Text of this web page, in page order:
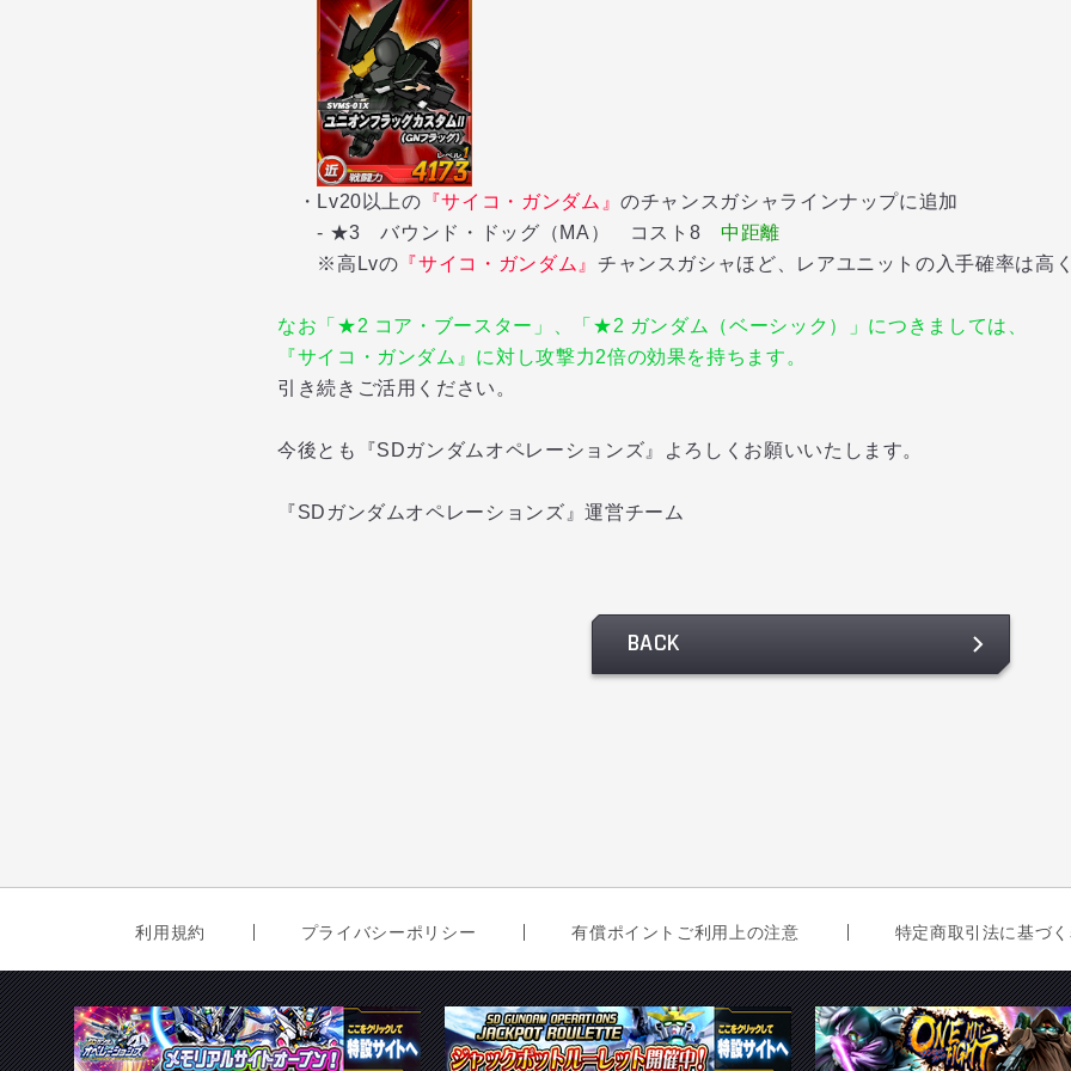
・Lv20以上の 『サイコ・ガンダム』のチャンスガシャラインナップに追加
- ★3 バウンド・ドッグ（MA） コスト8中距離
※高Lvの 『サイコ・ガンダム』 チャンスガシャほど、レアユニットの入手確率は高
なお「★2 コア・ブースター 」、「★2 ガンダム（ベーシック）」につきましては、
『サイコ・ガンダム 』 に対し攻撃力2倍の効果を持ちます。
引き続きご活用ください。
今後とも『SDガンダムオペレーションズ』よろしくお願いいたします。
『SDガンダムオペレーションズ』運営チーム
BACK
利用規約 プライバシーポリシー 有償ポイントご利用上の注意 特定商取引法に基づ